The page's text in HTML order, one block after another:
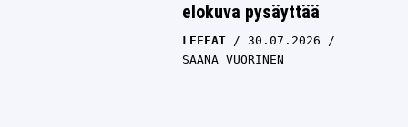
elokuva pysäyttää
LEFFAT
30.07.2026
SAANA VUORINEN